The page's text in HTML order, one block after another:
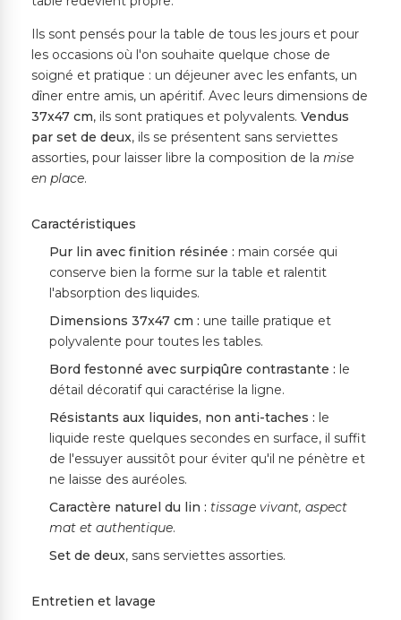
Ils sont pensés pour la table de tous les jours et pour
les occasions où l'on souhaite quelque chose de
soigné et pratique : un déjeuner avec les enfants, un
dîner entre amis, un apéritif. Avec leurs dimensions de
37x47 cm, ils sont pratiques et polyvalents. Vendus
par set de deux, ils se présentent sans serviettes
assorties, pour laisser libre la composition de la mise
en place.
Caractéristiques
Pur lin avec finition résinée : main corsée qui
conserve bien la forme sur la table et ralentit
l'absorption des liquides.
Dimensions 37x47 cm : une taille pratique et
polyvalente pour toutes les tables.
Bord festonné avec surpiqûre contrastante : le
détail décoratif qui caractérise la ligne.
Résistants aux liquides, non anti-taches : le
liquide reste quelques secondes en surface, il suffit
de l'essuyer aussitôt pour éviter qu'il ne pénètre et
ne laisse des auréoles.
Caractère naturel du lin : tissage vivant, aspect
mat et authentique.
Set de deux, sans serviettes assorties.
Entretien et lavage